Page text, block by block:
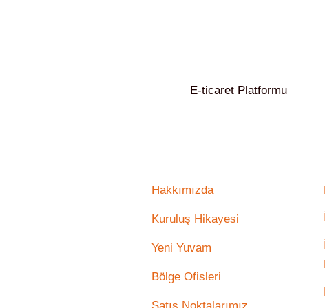
E-ticaret Platformu
Hakkımızda
Kuruluş Hikayesi
Yeni Yuvam
Bölge Ofisleri